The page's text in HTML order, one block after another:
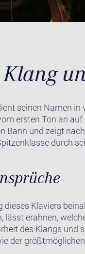
seinen Namen
ersten Ton an
Bann und zeigt
durch
Klaviers
erahnen,
des Klangs und
der